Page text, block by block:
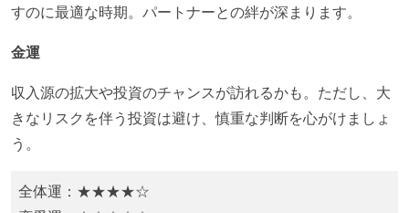
すのに最適な時期。パートナーとの絆が深まります。​
金運
収入源の拡大や投資のチャンスが訪れるかも。ただし、大
きなリスクを伴う投資は避け、慎重な判断を心がけましょ
う。​
全体運：★★★★☆